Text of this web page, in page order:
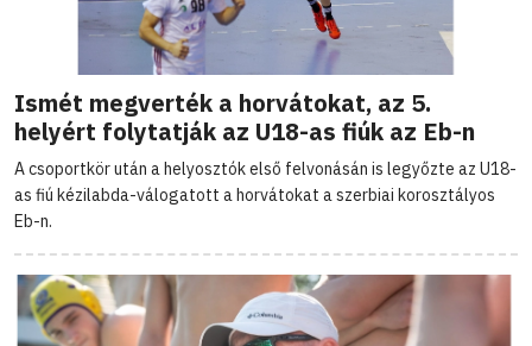
Ismét megverték a horvátokat, az 5.
helyért folytatják az U18-as fiúk az Eb-n
A csoportkör után a helyosztók első felvonásán is legyőzte az U18-
as fiú kézilabda-válogatott a horvátokat a szerbiai korosztályos
Eb-n.